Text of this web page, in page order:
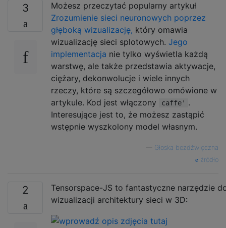
3
Możesz przeczytać popularny artykuł
Zrozumienie sieci neuronowych poprzez
głęboką wizualizację, który omawia
wizualizację sieci splotowych. Jego
implementacja nie tylko wyświetla każdą
warstwę, ale także przedstawia aktywacje,
ciężary, dekonwolucje i wiele innych
rzeczy, które są szczegółowo omówione w
artykule. Kod jest włączony
caffe' .
Interesujące jest to, że możesz zastąpić
wstępnie wyszkolony model własnym.
Głoska bezdźwięczna
źródło
2
Tensorspace-JS to fantastyczne narzędzie
wizualizacji architektury sieci w 3D: